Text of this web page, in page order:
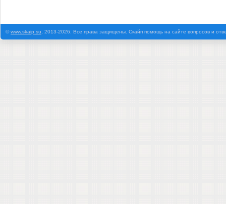
©www.skaip.su , 2013-2026. Все права защищены. Скайп помощь на сайте вопросов и